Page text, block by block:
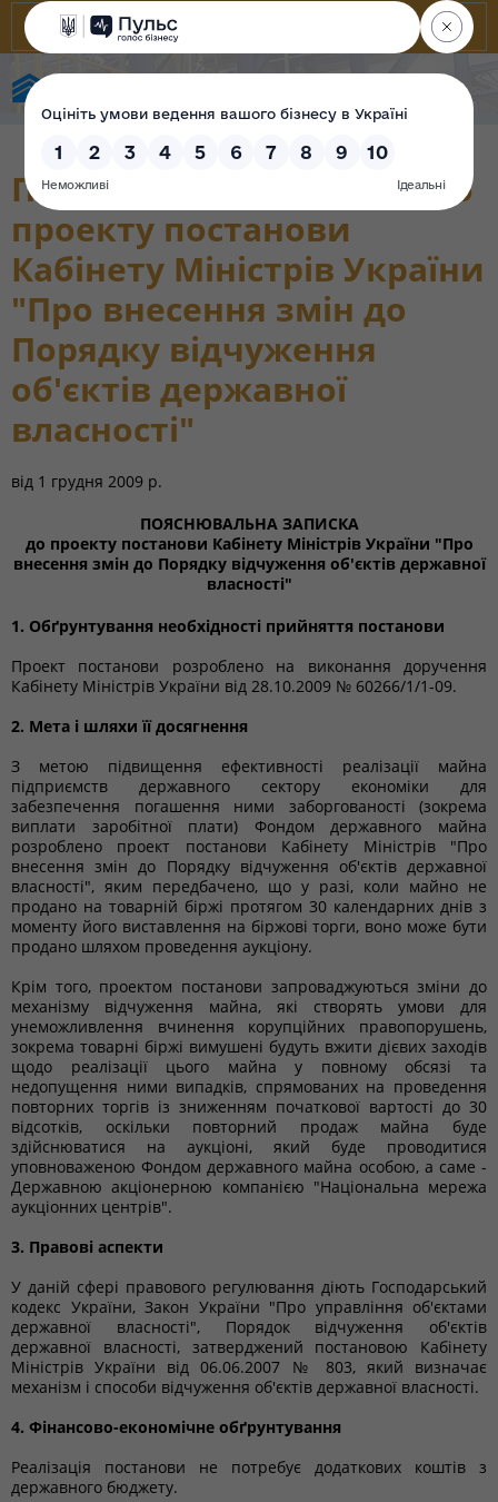
Пояснювальна записка до
проекту постанови
Кабінету Міністрів України
"Про внесення змін до
Порядку відчуження
об'єктів державної
власності"
від 1 грудня 2009 р.
ПОЯСНЮВАЛЬНА ЗАПИСКА
до проекту постанови Кабінету Міністрів України "Про
внесення змін до Порядку відчуження об'єктів державної
власності"
1. Обґрунтування необхідності прийняття постанови
Проект постанови розроблено на виконання доручення
Кабінету Міністрів України від 28.10.2009 № 60266/1/1-09.
2. Мета і шляхи її досягнення
З метою підвищення ефективності реалізації майна
підприємств державного сектору економіки для
забезпечення погашення ними заборгованості (зокрема
виплати заробітної плати) Фондом державного майна
розроблено проект постанови Кабінету Міністрів "Про
внесення змін до Порядку відчуження об'єктів державної
власності", яким передбачено, що у разі, коли майно не
продано на товарній біржі протягом 30 календарних днів з
моменту його виставлення на біржові торги, воно може бути
продано шляхом проведення аукціону.
Крім того, проектом постанови запроваджуються зміни до
механізму відчуження майна, які створять умови для
унеможливлення вчинення корупційних правопорушень,
зокрема товарні біржі вимушені будуть вжити дієвих заходів
щодо реалізації цього майна у повному обсязі та
недопущення ними випадків, спрямованих на проведення
повторних торгів із зниженням початкової вартості до 30
відсотків, оскільки повторний продаж майна буде
здійснюватися на аукціоні, який буде проводитися
уповноваженою Фондом державного майна особою, а саме -
Державною акціонерною компанією "Національна мережа
аукціонних центрів".
3. Правові аспекти
У даній сфері правового регулювання діють Господарський
кодекс України, Закон України "Про управління об'єктами
державної власності", Порядок відчуження об'єктів
державної власності, затверджений постановою Кабінету
Міністрів України від 06.06.2007 № 803, який визначає
механізм і способи відчуження об'єктів державної власності.
4. Фінансово-економічне обґрунтування
Реалізація постанови не потребує додаткових коштів з
державного бюджету.